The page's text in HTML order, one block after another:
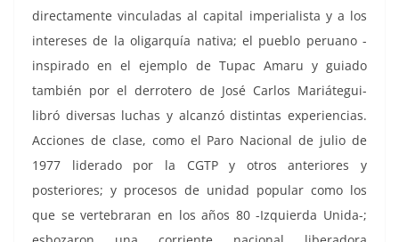
directamente vinculadas al capital imperialista y a los
intereses de la oligarquía nativa; el pueblo peruano -
inspirado en el ejemplo de Tupac Amaru y guiado
también por el derrotero de José Carlos Mariátegui-
libró diversas luchas y alcanzó distintas experiencias.
Acciones de clase, como el Paro Nacional de julio de
1977 liderado por la CGTP y otros anteriores y
posteriores; y procesos de unidad popular como los
que se vertebraran en los años 80 -Izquierda Unida-;